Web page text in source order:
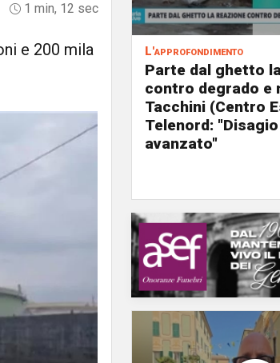
1 min, 12 sec
e 200 mila
L'approfondimento
Parte dal ghetto
contro degrado e
Tacchini (Centro
Telenord:
avanzato"